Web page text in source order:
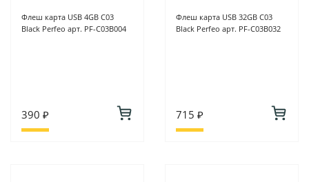
Флеш карта USB 4GB C03
Black Perfeo арт. PF-C03B004
390 ₽
Флеш карта USB 32GB C03
Black Perfeo арт. PF-C03B032
715 ₽